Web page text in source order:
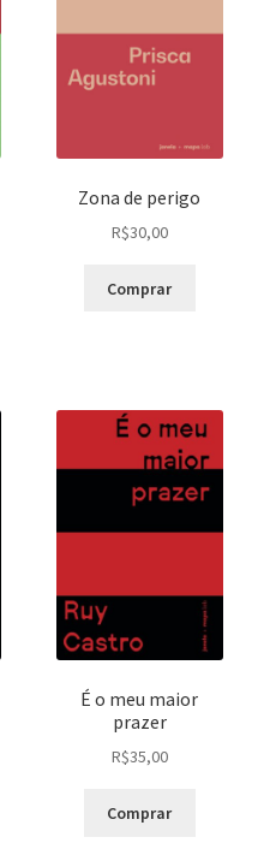
Zona de perigo
R$30,00
Comprar
É o meu maior
prazer
R$35,00
Comprar